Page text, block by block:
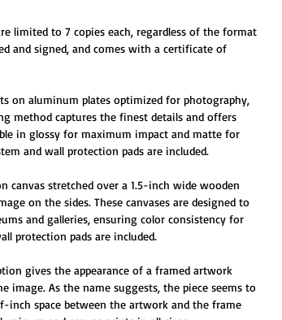
limited to 7 copies each, regardless of the format
and signed, and comes with a certificate of
on aluminum plates optimized for photography,
method captures the finest details and offers
in glossy for maximum impact and matte for
and wall protection pads are included.
canvas stretched over a 1.5-inch wide wooden
on the sides. These canvases are designed to
and galleries, ensuring color consistency for
protection pads are included.
gives the appearance of a framed artwork
As the name suggests, the piece seems to
inch space between the artwork and the frame